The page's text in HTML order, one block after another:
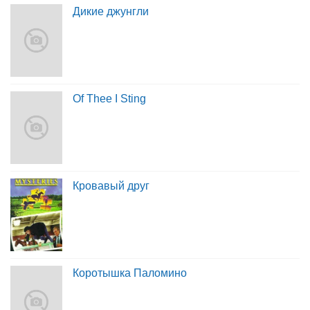
Дикие джунгли
Of Thee I Sting
Кровавый друг
Коротышка Паломино